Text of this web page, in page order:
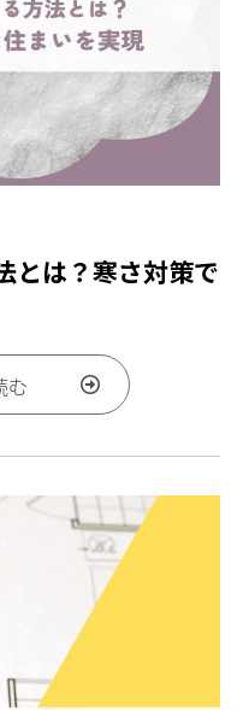
とは？寒さ対策で
む